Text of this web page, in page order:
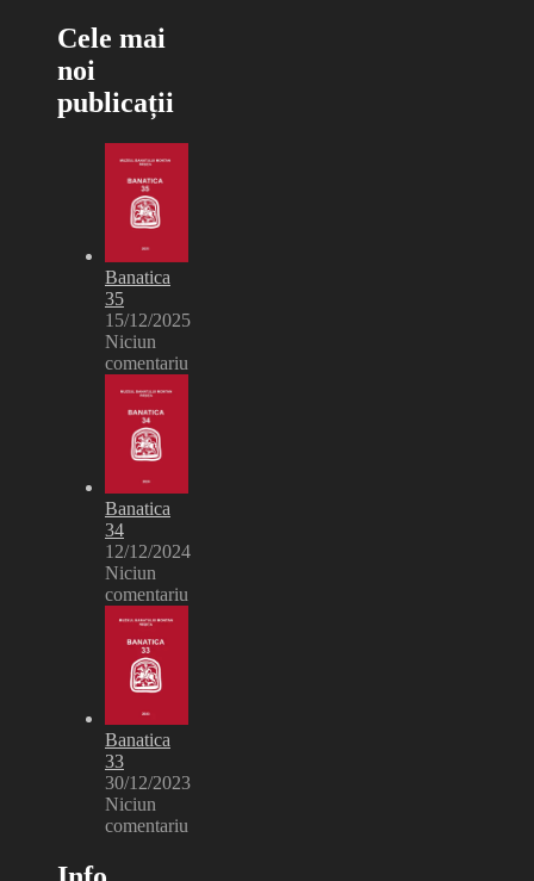
Cele mai
noi
publicații
Banatica
35
15/12/2025
Niciun
comentariu
Banatica
34
12/12/2024
Niciun
comentariu
Banatica
33
30/12/2023
Niciun
comentariu